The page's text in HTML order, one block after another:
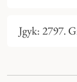
Jgyk: 2797.